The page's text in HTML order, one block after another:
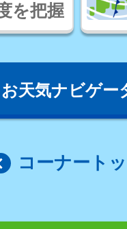
を把握
お天気ナビゲー
コーナート